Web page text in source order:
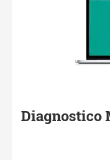
Diagnostico